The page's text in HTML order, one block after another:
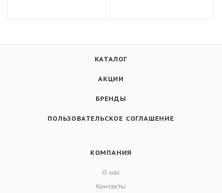
КАТАЛОГ
АКЦИИ
БРЕНДЫ
ПОЛЬЗОВАТЕЛЬСКОЕ СОГЛАШЕНИЕ
КОМПАНИЯ
О нас
Контакты